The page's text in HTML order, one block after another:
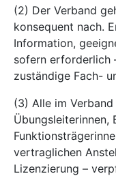
(2) Der Verband
konsequent nach.
Information,
sofern erforderlich
zuständige Fach-
(3) Alle im
Übungsleiterinnen,
vertraglichen
Lizenzierung –